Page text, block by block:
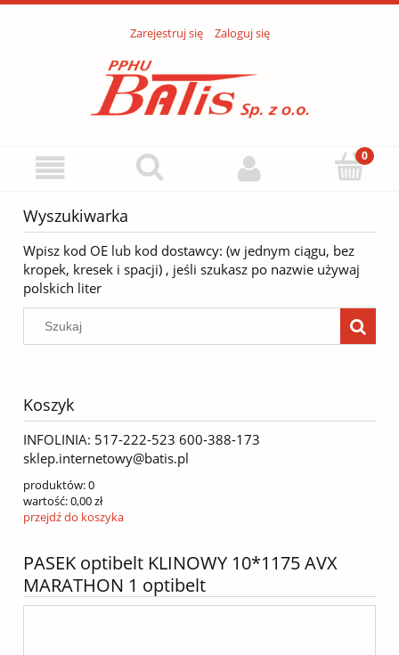
Zarejestruj się Zaloguj się
Wyszukiwarka
Wpisz kod OE lub kod dostawcy: (w jednym ciągu, bez
kropek, kresek i spacji) , jeśli szukasz po nazwie używaj
polskich liter
Koszyk
INFOLINIA: 517-222-523 600-388-173
sklep.internetowy@batis.pl
produktów:0
wartość:0,00 zł
przejdź do koszyka
PASEK optibelt KLINOWY 10*1175 AVX
MARATHON 1 optibelt